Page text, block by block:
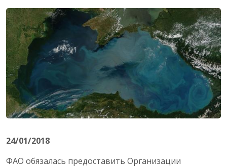
24/01/2018
ФАО обязалась предоставить Организации